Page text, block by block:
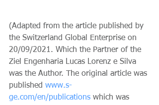
(Adapted from the article published by
the Switzerland Global Enterprise on
20/09/2021. Which the Partner of the
Ziel Engenharia Lucas Lorenz e Silva
was the Author. The original article was
published www.s-
ge.com/en/publications which was